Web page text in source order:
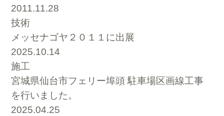
2011.11.28
技術
メッセナゴヤ２０１１に出展
2025.10.14
施工
宮城県仙台市フェリー埠頭 駐車場区画線工事
を行いました。
2025.04.25